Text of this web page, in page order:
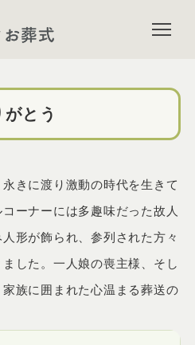
のご葬儀（家
とう
きに渡り激動の時代を生きて
ーナーには多趣味だった故人
形が飾られ、参列された方々
した。一人娘の喪主様、そし
族に囲まれた心温まる葬送の